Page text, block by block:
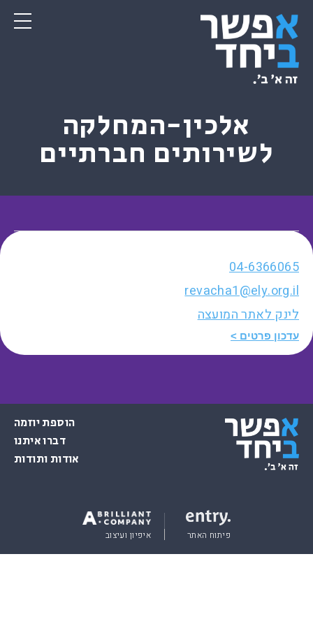
אלכין-המחלקה
לשירותים חברתיים
04-6366065
revacha1@ely.org.il
לינק לאתר המועצה
עדכון פרטים
הוספת יוזמה
דברו איתנו
אודות ותודות
פיתוח האתר איפיון ועיצוב